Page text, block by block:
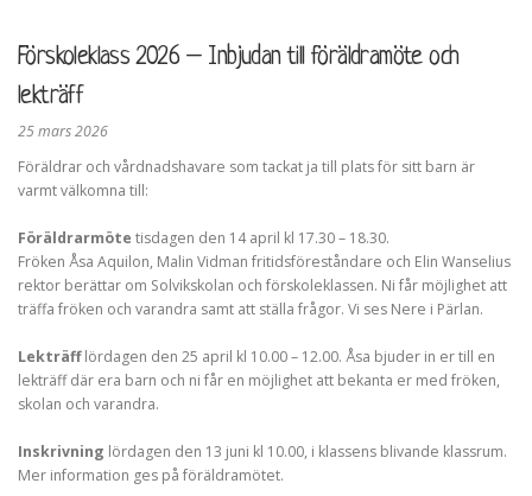
Förskoleklass 2026 – Inbjudan till föräldramöte och
lekträff
25 mars 2026
Föräldrar och vårdnadshavare som tackat ja till plats för sitt barn är
varmt välkomna till:
Föräldrarmöte tisdagen den 14 april kl 17.30 – 18.30.
Fröken Åsa Aquilon, Malin Vidman fritidsföreståndare och Elin Wanselius
rektor berättar om Solvikskolan och förskoleklassen. Ni får möjlighet att
träffa fröken och varandra samt att ställa frågor. Vi ses Nere i Pärlan.
Lekträfflördagen den 25 april kl 10.00 – 12.00. Åsa bjuder in er till en
lekträff där era barn och ni får en möjlighet att bekanta er med fröken,
skolan och varandra.
Inskrivning lördagen den 13 juni kl 10.00, i klassens blivande klassrum.
Mer information ges på föräldramötet.